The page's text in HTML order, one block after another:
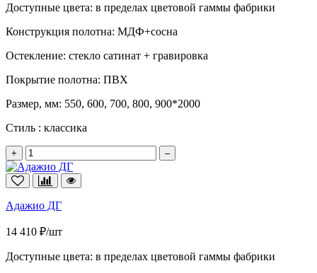
Доступные цвета: в пределах цветовой гаммы фабрики
Конструкция полотна: МДФ+сосна
Остекление: стекло сатинат + гравировка
Покрытие полотна: ПВХ
Размер, мм: 550, 600, 700, 800, 900*2000
Стиль : классика
+ –
Адажио ДГ
14 410 ₽/шт
Доступные цвета: в пределах цветовой гаммы фабрики